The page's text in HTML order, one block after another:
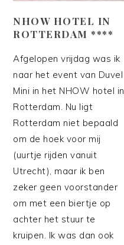
NHOW HOTEL IN
ROTTERDAM ****
Afgelopen vrijdag was ik
naar het event van Duvel
Mini in het NHOW hotel in
Rotterdam. Nu ligt
Rotterdam niet bepaald
om de hoek voor mij
(uurtje rijden vanuit
Utrecht), maar ik ben
zeker geen voorstander
om met een biertje op
achter het stuur te
kruipen. Ik was dan ook